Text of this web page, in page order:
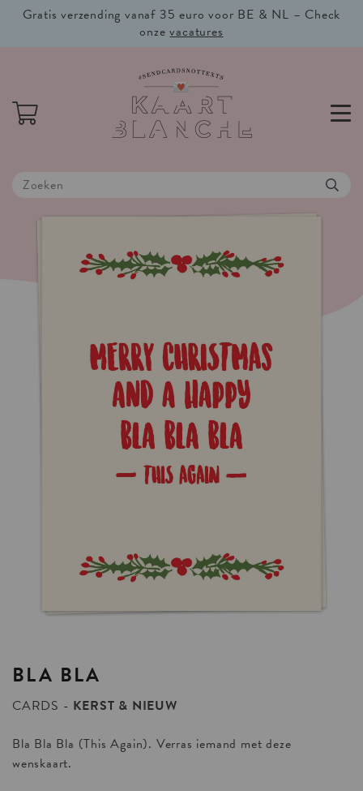
Gratis verzending vanaf 35 euro voor BE & NL – Check
onzevacatures
BLA BLA
CARDS
KERST & NIEUW
Bla Bla Bla (This Again). Verras iemand met deze
wenskaart.